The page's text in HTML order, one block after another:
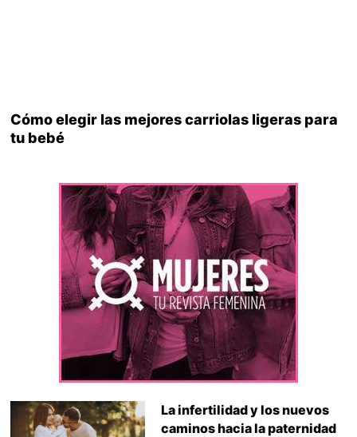
Cómo elegir las mejores carriolas ligeras para
tu bebé
La infertilidad y los nuevos
caminos hacia la paternidad